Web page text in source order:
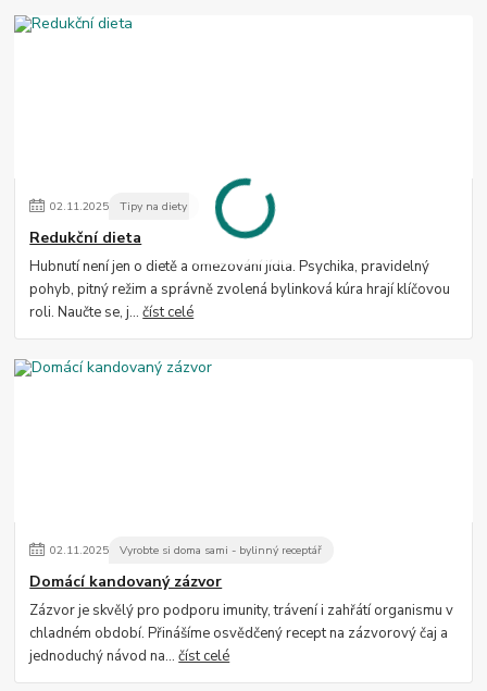
02.11.2025 Tipy na diety
Redukční dieta
Hubnutí není jen o dietě a omezování jídla. Psychika, pravidelný
pohyb, pitný režim a správně zvolená bylinková kúra hrají klíčovou
roli. Naučte se, j...číst celé
02.11.2025 Vyrobte si doma sami - bylinný receptář
Domácí kandovaný zázvor
Zázvor je skvělý pro podporu imunity, trávení i zahřátí organismu v
chladném období. Přinášíme osvědčený recept na zázvorový čaj a
jednoduchý návod na...číst celé